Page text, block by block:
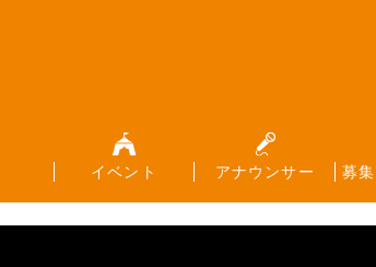
イベント アナウンサー 募